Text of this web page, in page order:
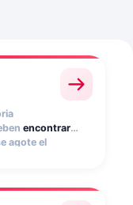
encontrar
agote el